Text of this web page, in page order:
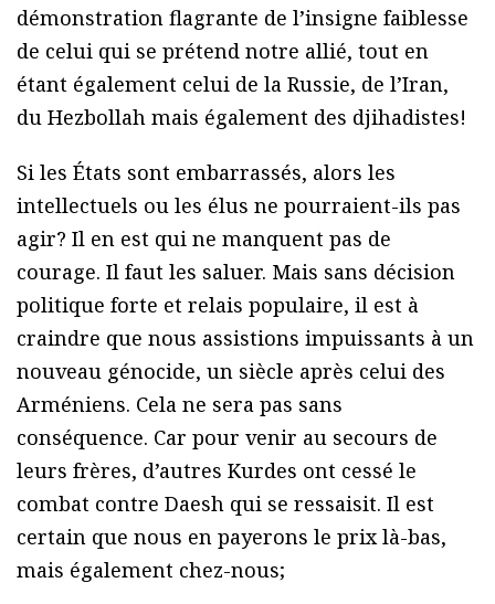
démonstration flagrante de l’insigne faiblesse
de celui qui se prétend notre allié, tout en
étant également celui de la Russie, de l’Iran,
du Hezbollah mais également des djihadistes!
Si les États sont embarrassés, alors les
intellectuels ou les élus ne pourraient-ils pas
agir? Il en est qui ne manquent pas de
courage. Il faut les saluer. Mais sans décision
politique forte et relais populaire, il est à
craindre que nous assistions impuissants à un
nouveau génocide, un siècle après celui des
Arméniens. Cela ne sera pas sans
conséquence. Car pour venir au secours de
leurs frères, d’autres Kurdes ont cessé le
combat contre Daesh qui se ressaisit. Il est
certain que nous en payerons le prix là-bas,
mais également chez-nous;